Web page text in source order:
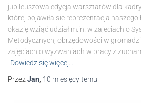
jubileuszowa edycja warsztatów dla kadry
której pojawiła sie reprezentacja
okazję wziąć udział m.in. w zajeciach o
Metodycznych, obrzędowości w
zajęciach o wyzwaniach w pracy z
Dowiedz się więcej…
Przez Jan 10 miesięcytemu